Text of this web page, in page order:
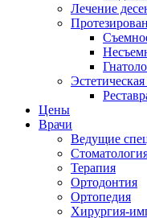
Лечение
Цены
Врачи
Ведущие
Терапия
Ортодонтия
Ортопедия
Хирургия-